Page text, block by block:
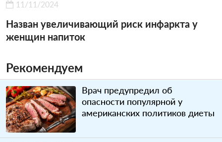
11/11/2024
Назван увеличивающий риск инфаркта у
женщин напиток
Рекомендуем
Врач предупредил об
опасности популярной у
американских политиков диеты